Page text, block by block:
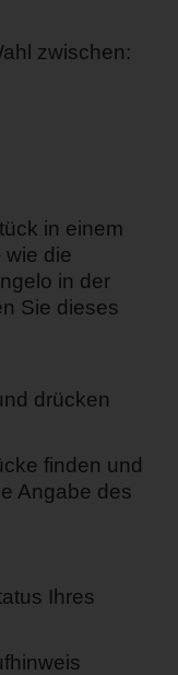
zwischen:
in einem
wie die
in der
Sie dieses
drücken
finden und
Angabe des
Ihres